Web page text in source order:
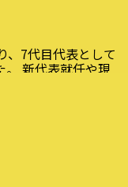
、7代目代表として
新代表就任や現